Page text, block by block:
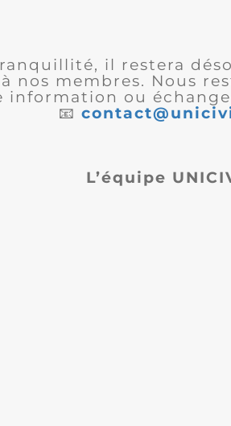
il restera
nos membres. Nous
ou échange
📧
L’équipe